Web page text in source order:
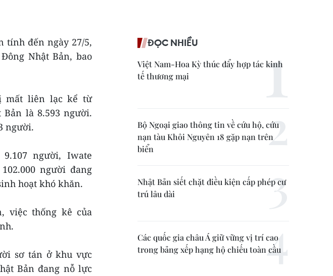
tính đến ngày 27/5,
Nhật Bản, bao
mất liên lạc kể từ
là 8.593 người.
người.
người, Iwate
người đang
hoạt khó khăn.
việc thống kê của
sơ tán ở khu vực
Bản đang nỗ lực
ĐỌC NHIỀU
Việt Nam-Hoa Kỳ thúc đẩy hợp tác kinh
tế thương mại
Bộ Ngoại giao thông tin về cứu hộ, cứu
nạn tàu Khôi Nguyên 18 gặp nạn trên
biển
Nhật Bản siết chặt điều kiện cấp phép cư
trú lâu dài
Các quốc gia châu Á giữ vững vị trí cao
trong bảng xếp hạng hộ chiếu toàn cầu